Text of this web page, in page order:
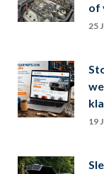
of
25
19